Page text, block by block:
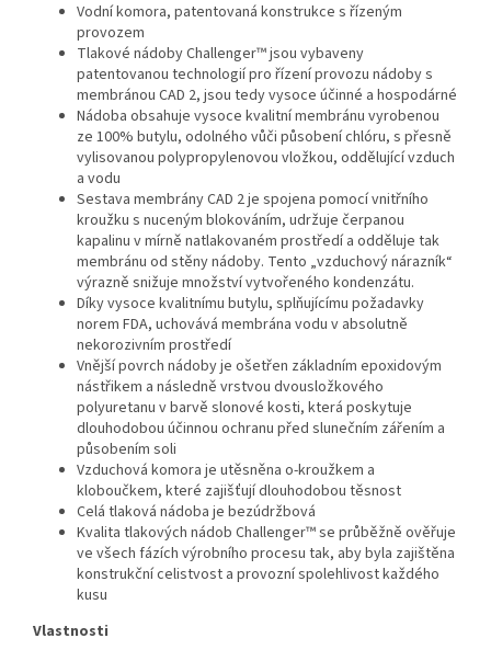
Vodní komora, patentovaná konstrukce s řízeným
provozem
Tlakové nádoby Challenger™ jsou vybaveny
patentovanou technologií pro řízení provozu nádoby s
membránou CAD 2, jsou tedy vysoce účinné a hospodárné
Nádoba obsahuje vysoce kvalitní membránu vyrobenou
ze 100% butylu, odolného vůči působení chlóru, s přesně
vylisovanou polypropylenovou vložkou, oddělující vzduch
a vodu
Sestava membrány CAD 2 je spojena pomocí vnitřního
kroužku s nuceným blokováním, udržuje čerpanou
kapalinu v mírně natlakovaném prostředí a odděluje tak
membránu od stěny nádoby. Tento „vzduchový nárazník“
výrazně snižuje množství vytvořeného kondenzátu.
Díky vysoce kvalitnímu butylu, splňujícímu požadavky
norem FDA, uchovává membrána vodu v absolutně
nekorozivním prostředí
Vnější povrch nádoby je ošetřen základním epoxidovým
nástřikem a následně vrstvou dvousložkového
polyuretanu v barvě slonové kosti, která poskytuje
dlouhodobou účinnou ochranu před slunečním zářením a
působením soli
Vzduchová komora je utěsněna o-kroužkem a
kloboučkem, které zajišťují dlouhodobou těsnost
Celá tlaková nádoba je bezúdržbová
Kvalita tlakových nádob Challenger™ se průběžně ověřuje
ve všech fázích výrobního procesu tak, aby byla zajištěna
konstrukční celistvost a provozní spolehlivost každého
kusu
Vlastnosti